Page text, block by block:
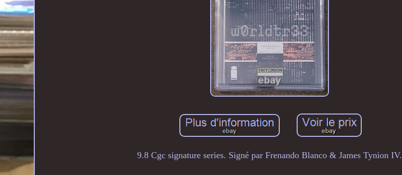
9.8 Cgc signature series. Signé par Frenando Blanco & James Tynion IV.